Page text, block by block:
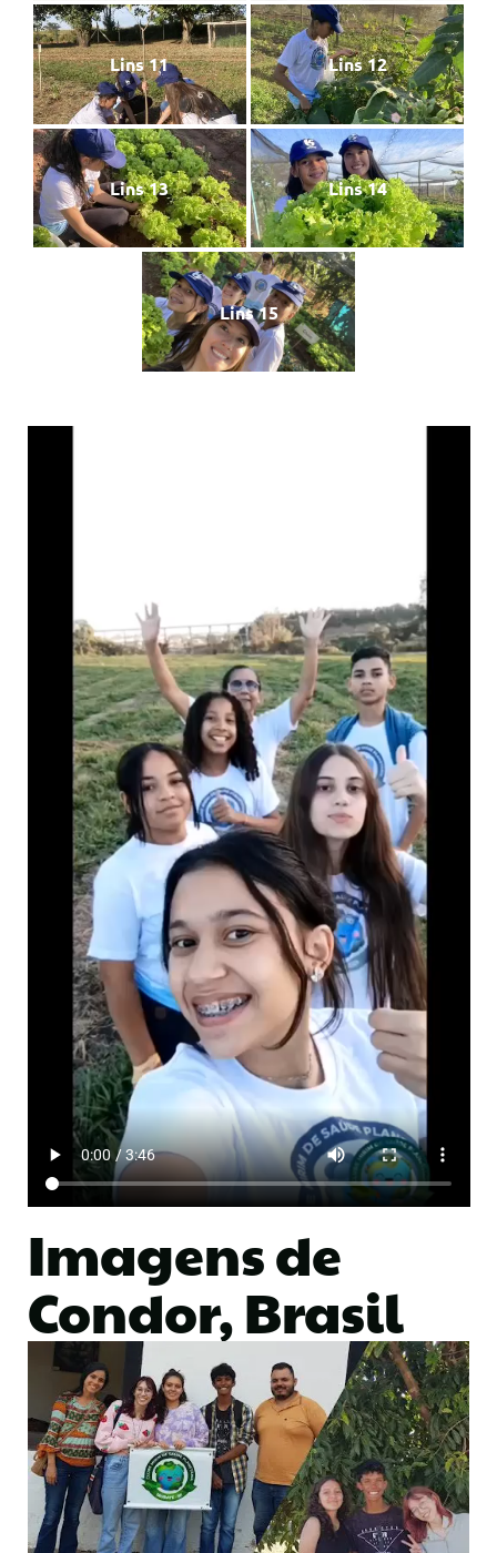
Lins 11 Lins 12
Lins 13 Lins 14
Lins 15
Imagens de
Condor, Brasil